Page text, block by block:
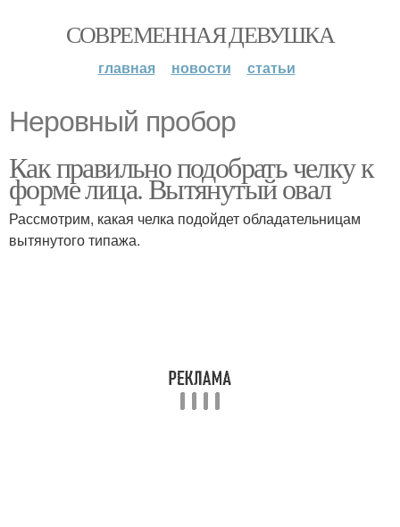
СОВРЕМЕННАЯ ДЕВУШКА
главная новости статьи
Неровный пробор
Как правильно подобрать челку к
форме лица. Вытянутый овал
Рассмотрим, какая челка подойдет обладательницам
вытянутого типажа.